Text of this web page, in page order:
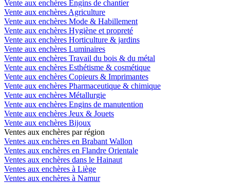
Vente aux enchères Engins de chantier
Vente aux enchères Agriculture
Vente aux enchères Mode & Habillement
Vente aux enchères Hygiène et propreté
Vente aux enchères Horticulture & jardins
Vente aux enchères Luminaires
Vente aux enchères Travail du bois & du métal
Vente aux enchères Esthétisme & cosmétique
Vente aux enchères Copieurs & Imprimantes
Vente aux enchères Pharmaceutique & chimique
Vente aux enchères Métallurgie
Vente aux enchères Engins de manutention
Vente aux enchères Jeux & Jouets
Vente aux enchères Bijoux
Ventes aux enchères par région
Ventes aux enchères en Brabant Wallon
Ventes aux enchères en Flandre Orientale
Ventes aux enchères dans le Hainaut
Ventes aux enchères à Liège
Ventes aux enchères à Namur